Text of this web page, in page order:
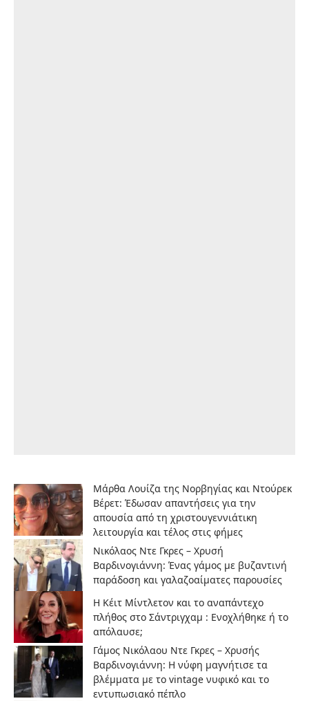
Μάρθα Λουίζα της Νορβηγίας και Ντούρεκ
Βέρετ: Έδωσαν απαντήσεις για την
απουσία από τη χριστουγεννιάτικη
λειτουργία και τέλος στις φήμες
Νικόλαος Ντε Γκρες – Χρυσή
Βαρδινογιάννη: Ένας γάμος με βυζαντινή
παράδοση και γαλαζοαίματες παρουσίες
H Κέιτ Μίντλετον και το αναπάντεχο
πλήθος στο Σάντριγχαμ : Ενοχλήθηκε ή το
απόλαυσε;
Γάμος Νικόλαου Ντε Γκρες – Χρυσής
Βαρδινογιάννη: Η νύφη μαγνήτισε τα
βλέμματα με το vintage νυφικό και το
εντυπωσιακό πέπλο